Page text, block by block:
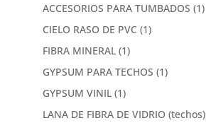
ACCESORIOS PARA TUMBADOS (1)
CIELO RASO DE PVC (1)
FIBRA MINERAL (1)
GYPSUM PARA TECHOS (1)
GYPSUM VINIL (1)
LANA DE FIBRA DE VIDRIO (techos)